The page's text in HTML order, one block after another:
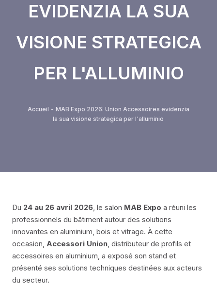
Serie EMERAUDE
Serie Alugom
Sistema di ringhiere
BOMBA DI ALLUME 55
LAMA PER ESTRUSIONE 55
LAMA ESTRUSA 100
EVIDENZIA LA SUA
VISIONE STRATEGICA
PER L'ALLUMINIO
Accueil - MAB Expo 2026: Union Accessoires evidenzia
la sua visione strategica per l'alluminio
Du 24 au 26 avril 2026, le salon MAB Expo a réuni les
professionnels du bâtiment autour des solutions
innovantes en aluminium, bois et vitrage. À cette
occasion, Accessori Union, distributeur de profils et
accessoires en aluminium, a exposé son stand et
présenté ses solutions techniques destinées aux acteurs
du secteur.